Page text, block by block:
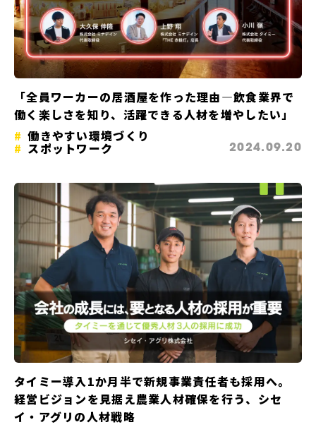
「全員ワーカーの居酒屋を作った理由—飲食業界で
働く楽しさを知り、活躍できる人材を増やしたい」
働きやすい環境づくり
スポットワーク 2024.09.20
タイミー導入1か月半で新規事業責任者も採用へ。
経営ビジョンを見据え農業人材確保を行う、シセ
イ・アグリの人材戦略